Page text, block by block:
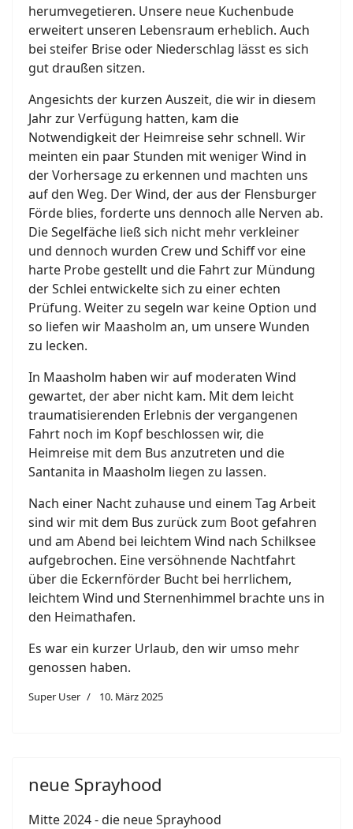
herumvegetieren. Unsere neue Kuchenbude
erweitert unseren Lebensraum erheblich. Auch
bei steifer Brise oder Niederschlag lässt es sich
gut draußen sitzen.
Angesichts der kurzen Auszeit, die wir in diesem
Jahr zur Verfügung hatten, kam die
Notwendigkeit der Heimreise sehr schnell. Wir
meinten ein paar Stunden mit weniger Wind in
der Vorhersage zu erkennen und machten uns
auf den Weg. Der Wind, der aus der Flensburger
Förde blies, forderte uns dennoch alle Nerven ab.
Die Segelfäche ließ sich nicht mehr verkleiner
und dennoch wurden Crew und Schiff vor eine
harte Probe gestellt und die Fahrt zur Mündung
der Schlei entwickelte sich zu einer echten
Prüfung. Weiter zu segeln war keine Option und
so liefen wir Maasholm an, um unsere Wunden
zu lecken.
In Maasholm haben wir auf moderaten Wind
gewartet, der aber nicht kam. Mit dem leicht
traumatisierenden Erlebnis der vergangenen
Fahrt noch im Kopf beschlossen wir, die
Heimreise mit dem Bus anzutreten und die
Santanita in Maasholm liegen zu lassen.
Nach einer Nacht zuhause und einem Tag Arbeit
sind wir mit dem Bus zurück zum Boot gefahren
und am Abend bei leichtem Wind nach Schilksee
aufgebrochen. Eine versöhnende Nachtfahrt
über die Eckernförder Bucht bei herrlichem,
leichtem Wind und Sternenhimmel brachte uns in
den Heimathafen.
Es war ein kurzer Urlaub, den wir umso mehr
genossen haben.
Super User 10. März 2025
neue Sprayhood
Mitte 2024 - die neue Sprayhood